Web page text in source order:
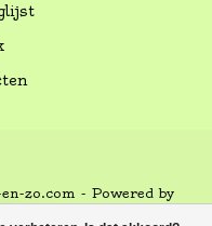
zo.com - Powered by
byDyvelopment